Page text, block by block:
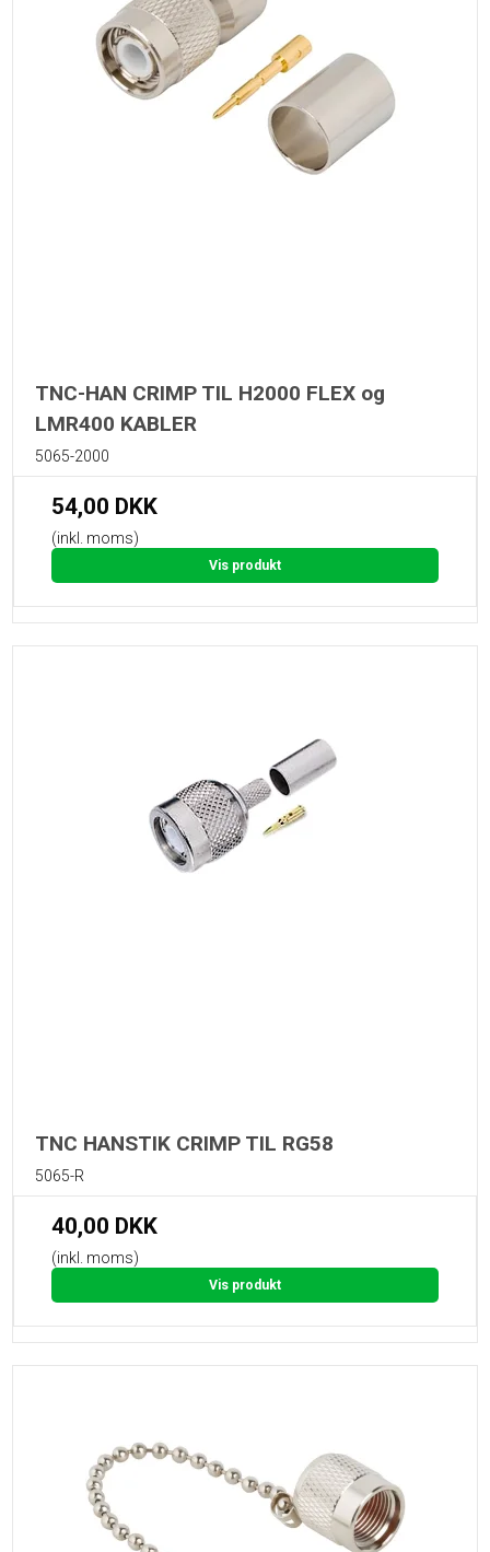
TNC-HAN CRIMP TIL H2000 FLEX og
LMR400 KABLER
5065-2000
54,00 DKK
(inkl. moms)
Vis produkt
TNC HANSTIK CRIMP TIL RG58
5065-R
40,00 DKK
(inkl. moms)
Vis produkt